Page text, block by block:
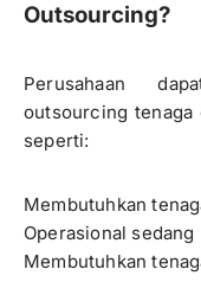
Outsourcing?
Perusahaan
outsourcing tenaga
seperti:
Membutuhkan
Operasional sedang
Membutuhkan